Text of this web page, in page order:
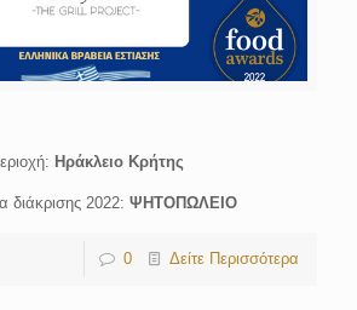
Hράκλειο Κρήτης
διάκρισης 2022: ΨΗΤΟΠΩΛΕΙΟ
0 Δείτε Περισσότερα